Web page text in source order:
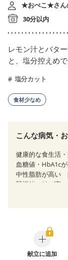
★おぺこ★さん
30分以内
レモン汁とバタ
と、塩分控えめ
塩分カット
食材少なめ
こんな病気・
健康的な食生活
血糖値・HbA1c
中性脂肪が高い
腎機能の値が高い
糖尿病性腎症（
CKD（ステージ２
乳がん（ホルモ
献立に追加